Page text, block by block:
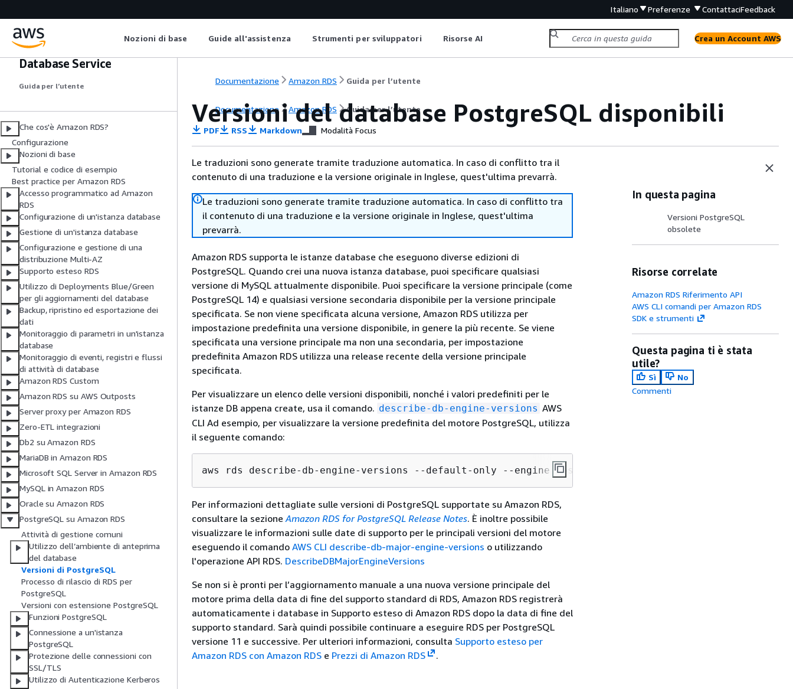
Italiano Preferenze ContattaciFeedback
Nozioni di base Guide all'assistenza Strumenti per sviluppatori Risorse AI Crea un Account AWS
Amazon Relational
Database Service
Guida per l’utente
Che cos'è Amazon RDS?
Configurazione
Nozioni di base
Tutorial e codice di esempio
Best practice per Amazon RDS
Accesso programmatico ad Amazon
RDS
Configurazione di un'istanza database
Gestione di un'istanza database
Configurazione e gestione di una
distribuzione Multi-AZ
Supporto esteso RDS
Utilizzo di Deployments Blue/Green
per gli aggiornamenti del database
Backup, ripristino ed esportazione dei
dati
Monitoraggio di parametri in un'istanza
database
Monitoraggio di eventi, registri e flussi
di attività di database
Amazon RDS Custom
Amazon RDS su AWS Outposts
Server proxy per Amazon RDS
Zero-ETL integrazioni
Db2 su Amazon RDS
MariaDB in Amazon RDS
Microsoft SQL Server in Amazon RDS
MySQL in Amazon RDS
Oracle su Amazon RDS
PostgreSQL su Amazon RDS
Attività di gestione comuni
Utilizzo dell’ambiente di anteprima
del database
Versioni di PostgreSQL
Processo di rilascio di RDS per
PostgreSQL
Versioni con estensione PostgreSQL
Funzioni PostgreSQL
Connessione a un'istanza
PostgreSQL
Protezione delle connessioni con
SSL/TLS
Utilizzo di Autenticazione Kerberos
Documentazione Amazon RDS Guida per l’utente
Documentazione Amazon RDS Guida per l’utente
Versioni del database PostgreSQL disponibili
PDF RSS Markdown Modalità Focus
Le traduzioni sono generate tramite traduzione automatica. In caso di conflitto tra il
contenuto di una traduzione e la versione originale in Inglese, quest'ultima prevarrà.
Le traduzioni sono generate tramite traduzione automatica. In caso di conflitto tra
il contenuto di una traduzione e la versione originale in Inglese, quest'ultima
prevarrà.
Amazon RDS supporta le istanze database che eseguono diverse edizioni di
PostgreSQL. Quando crei una nuova istanza database, puoi specificare qualsiasi
versione di MySQL attualmente disponibile. Puoi specificare la versione principale (come
PostgreSQL 14) e qualsiasi versione secondaria disponibile per la versione principale
specificata. Se non viene specificata alcuna versione, Amazon RDS utilizza per
impostazione predefinita una versione disponibile, in genere la più recente. Se viene
specificata una versione principale ma non una secondaria, per impostazione
predefinita Amazon RDS utilizza una release recente della versione principale
specificata.
Per visualizzare un elenco delle versioni disponibili, nonché i valori predefiniti per le
istanze DB appena create, usa il comando. describe-db-engine-versions AWS
CLI Ad esempio, per visualizzare la versione predefinita del motore PostgreSQL, utilizza
il seguente comando:
aws rds describe-db-engine-versions --default-only --engine postgres
Per informazioni dettagliate sulle versioni di PostgreSQL supportate su Amazon RDS,
consultare la sezioneAmazon RDS for PostgreSQL Release Notes. È inoltre possibile
visualizzare le informazioni sulle date di supporto per le principali versioni del motore
eseguendo il comando AWS CLI describe-db-major-engine-versions o utilizzando
l'operazione API RDS. DescribeDBMajorEngineVersions
Se non si è pronti per l’aggiornamento manuale a una nuova versione principale del
motore prima della data di fine del supporto standard di RDS, Amazon RDS registrerà
automaticamente i database in Supporto esteso di Amazon RDS dopo la data di fine del
supporto standard. Sarà quindi possibile continuare a eseguire RDS per PostgreSQL
versione 11 e successive. Per ulteriori informazioni, consulta Supporto esteso per
Amazon RDS con Amazon RDS e Prezzi di Amazon RDS .
In questa pagina
Versioni PostgreSQL
obsolete
Risorse correlate
Amazon RDS Riferimento API
AWS CLI comandi per Amazon RDS
SDK e strumenti
Questa pagina ti è stata
utile?
Sì
No
Commenti